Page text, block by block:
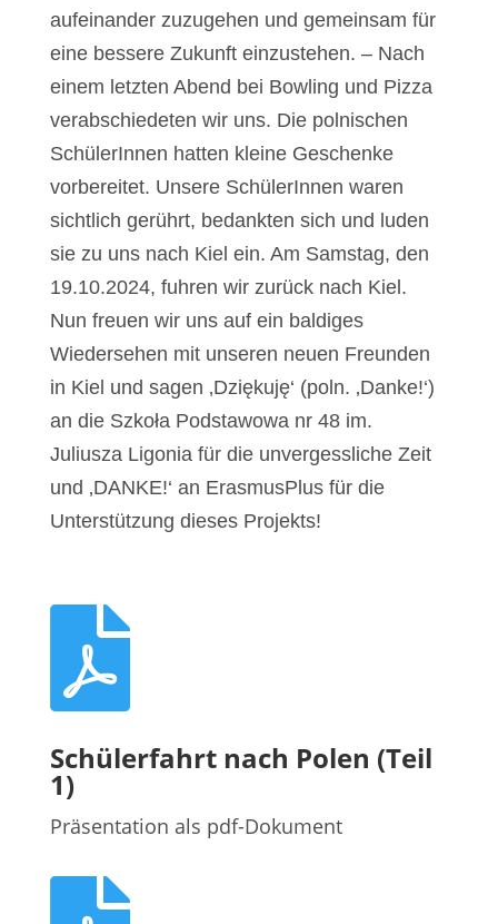
aufeinander zuzugehen und gemeinsam für
eine bessere Zukunft einzustehen. – Nach
einem letzten Abend bei Bowling und Pizza
verabschiedeten wir uns. Die polnischen
SchülerInnen hatten kleine Geschenke
vorbereitet. Unsere SchülerInnen waren
sichtlich gerührt, bedankten sich und luden
sie zu uns nach Kiel ein. Am Samstag, den
19.10.2024, fuhren wir zurück nach Kiel.
Nun freuen wir uns auf ein baldiges
Wiedersehen mit unseren neuen Freunden
in Kiel und sagen ‚Dziękuję‘ (poln. ‚Danke!‘)
an die Szkoła Podstawowa nr 48 im.
Juliusza Ligonia für die unvergessliche Zeit
und ‚DANKE!‘ an ErasmusPlus für die
Unterstützung dieses Projekts!

Schülerfahrt nach Polen (Teil
1)
Präsentation als pdf-Dokument